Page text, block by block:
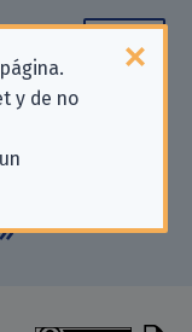
y de no
para
privacidad
Token